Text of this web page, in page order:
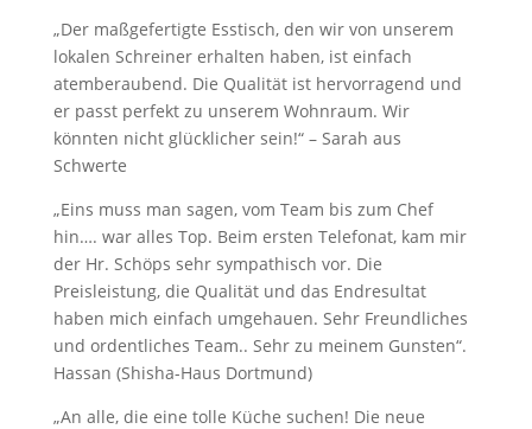
„Der maßgefertigte Esstisch, den wir von unserem
lokalen Schreiner erhalten haben, ist einfach
atemberaubend. Die Qualität ist hervorragend und
er passt perfekt zu unserem Wohnraum. Wir
könnten nicht glücklicher sein!“ – Sarah aus
Schwerte
„Eins muss man sagen, vom Team bis zum Chef
hin…. war alles Top. Beim ersten Telefonat, kam mir
der Hr. Schöps sehr sympathisch vor. Die
Preisleistung, die Qualität und das Endresultat
haben mich einfach umgehauen. Sehr Freundliches
und ordentliches Team.. Sehr zu meinem Gunsten“.
Hassan (Shisha-Haus Dortmund)
„An alle, die eine tolle Küche suchen! Die neue